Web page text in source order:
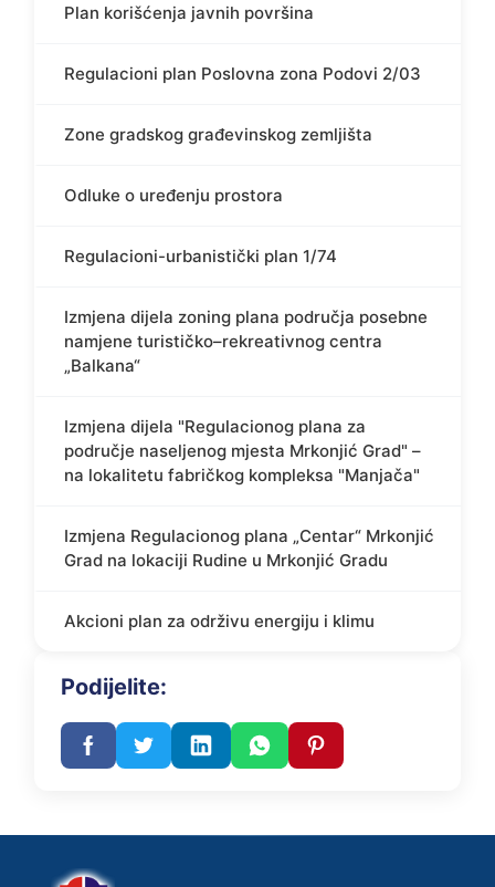
Plan korišćenja javnih površina
Regulacioni plan Poslovna zona Podovi 2/03
Zone gradskog građevinskog zemljišta
Odluke o uređenju prostora
Regulacioni-urbanistički plan 1/74
Izmjena dijela zoning plana područja posebne
namjene turističko–rekreativnog centra
„Balkana“
Izmjena dijela "Regulacionog plana za
područje naseljenog mjesta Mrkonjić Grad" –
na lokalitetu fabričkog kompleksa "Manjača"
Izmjena Regulacionog plana „Centar“ Mrkonjić
Grad na lokaciji Rudine u Mrkonjić Gradu
Akcioni plan za održivu energiju i klimu
Podijelite: